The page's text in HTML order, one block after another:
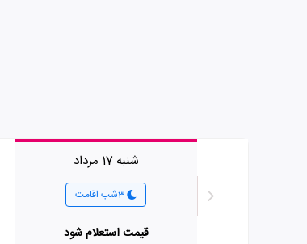
شنبه 17 مرداد
3شب اقامت
قیمت استعلام شود